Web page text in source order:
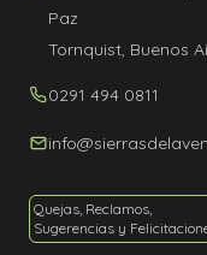
Paz
Tornquist, Buenos
0291 494 0811
Quejas, Reclamos,
Sugerencias y